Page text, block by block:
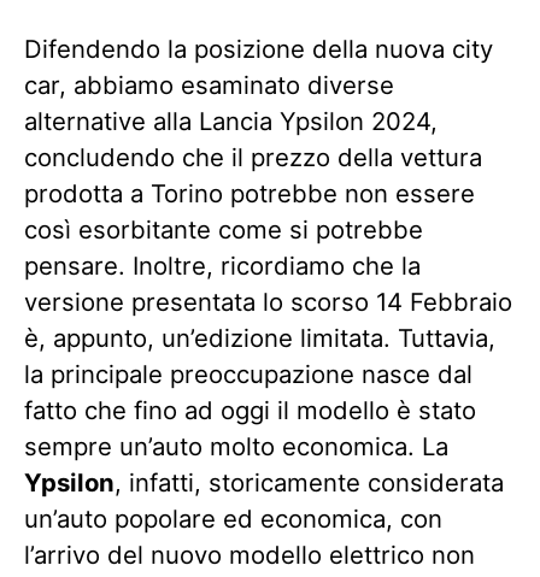
Difendendo la posizione della nuova city
car, abbiamo esaminato diverse
alternative alla Lancia Ypsilon 2024,
concludendo che il prezzo della vettura
prodotta a Torino potrebbe non essere
così esorbitante come si potrebbe
pensare. Inoltre, ricordiamo che la
versione presentata lo scorso 14 Febbraio
è, appunto, un’edizione limitata. Tuttavia,
la principale preoccupazione nasce dal
fatto che fino ad oggi il modello è stato
sempre un’auto molto economica. La
Ypsilon, infatti, storicamente considerata
un’auto popolare ed economica, con
l’arrivo del nuovo modello elettrico non